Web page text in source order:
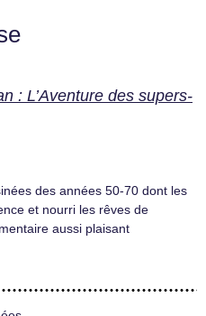
: L’Aventure des supers-
des années 50-70 dont les
et nourri les rêves de
aussi plaisant